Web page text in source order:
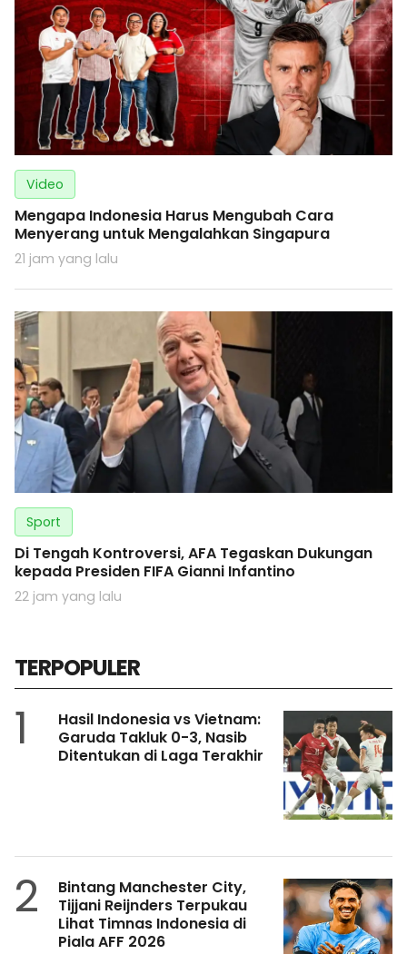
Video
Mengapa Indonesia Harus Mengubah Cara
Menyerang untuk Mengalahkan Singapura
21 jam yang lalu
Sport
Di Tengah Kontroversi, AFA Tegaskan Dukungan
kepada Presiden FIFA Gianni Infantino
22 jam yang lalu
TERPOPULER
1
Hasil Indonesia vs Vietnam:
Garuda Takluk 0-3, Nasib
Ditentukan di Laga Terakhir
2
Bintang Manchester City,
Tijjani Reijnders Terpukau
Lihat Timnas Indonesia di
Piala AFF 2026